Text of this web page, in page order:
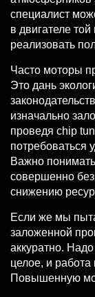
специалист
в двигателе
реализовать
Часто моторы
Это дань
изначально
проведя chip
потребоваться
Важно
совершенно
снижению
Если же мы
заложенной
аккуратно.
целое, и работа
Повышенную